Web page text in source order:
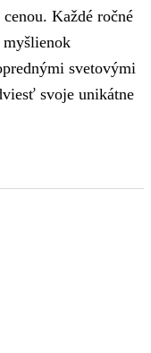
Každé ročné
myšlienok
svetovými
svoje unikátne